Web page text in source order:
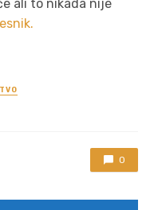
ali to nikada nije
0